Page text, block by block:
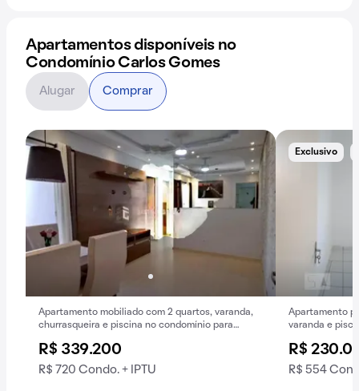
Apartamentos disponíveis no
Condomínio Carlos Gomes
Apartamento mobiliado com 2 quartos, varanda,
churrasqueira e piscina no condomínio para
R$ 339.200
R$ 720 Condo. + IPTU
Exclusivo
Apartamento
varanda e
R$
R$ 554
Alugar Comprar